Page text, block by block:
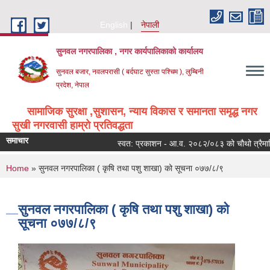
English
नेपाली
सुनवल नगरपालिका , नगर कार्यपालिकाको कार्यालय
सुनवल बजार, नवलपरासी ( बर्दघाट सुस्ता पश्चिम ), लुम्बिनी
प्रदेश, नेपाल
सामाजिक सुरक्षा ,सुशासन, न्याय विकास र समानता समृद्ध नगर
सुखी नगरवासी हाम्रो प्रतिवद्धता
समाचार स्वत: प्रकाशन - आ.व. २०८२/०८३ को चौथो त्रैमासिक
You are here
Home » सुनवल नगरपालिका ( कृषि तथा पशु शाखा) को सूचना ०७७/८/९
सुनवल नगरपालिका ( कृषि तथा पशु शाखा) को
सूचना ०७७/८/९